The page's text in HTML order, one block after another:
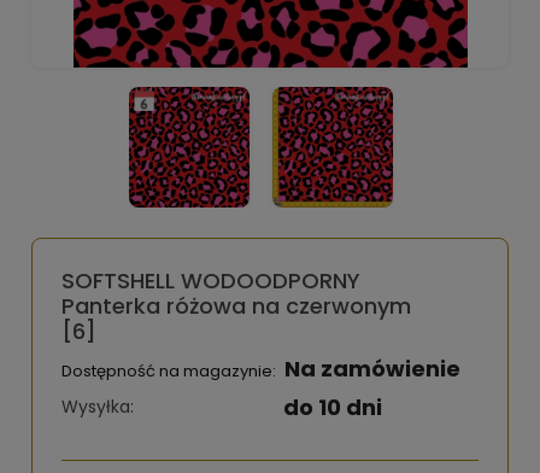
SOFTSHELL WODOODPORNY
Panterka różowa na czerwonym
[6]
Dostępność na magazynie: Na zamówienie
Wysyłka: do 10 dni